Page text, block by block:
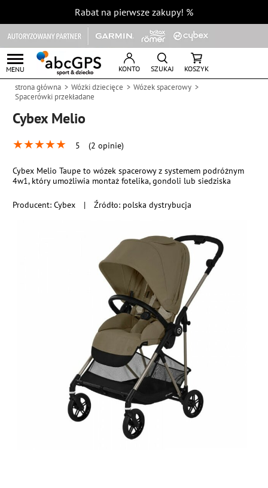
Rabat na pierwsze zakupy! %
MENU KONTO SZUKAJ KOSZYK
strona główna Wózki dziecięce
Wózek spacerowy
Spacerówki przekładane
Cybex Melio
★★★★★ 5 (2 opinie)
Producent:Cybex | Źródło: polska dystrybucja
Cybex Melio Taupe to wózek spacerowy z systemem podróżnym
4w1, który umożliwia montaż fotelika, gondoli lub siedziska